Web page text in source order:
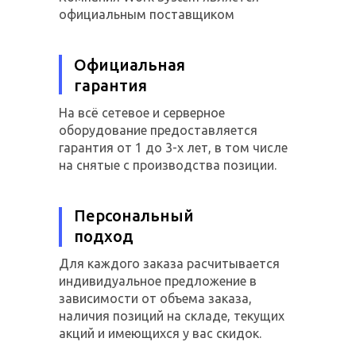
официальным поставщиком
Официальная
гарантия
На всё сетевое и серверное
оборудование предоставляется
гарантия от 1 до 3-х лет, в том числе
на снятые с производства позиции.
Персональный
подход
Для каждого заказа расчитывается
индивидуальное предложение в
зависимости от объема заказа,
наличия позиций на складе, текущих
акций и имеющихся у вас скидок.